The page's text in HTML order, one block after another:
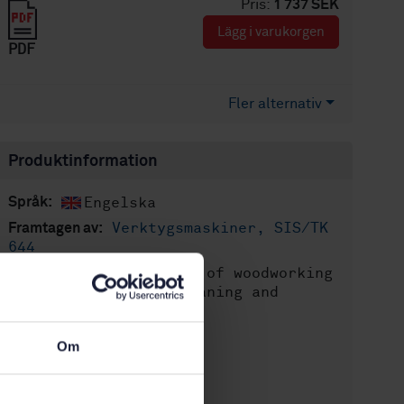
Om
Pris: 1 737 SEK
PDF
Lägg i varukorgen
Fler alternativ
Produktinformation
Språk: Engelska
Framtagen av:
Verktygsmaskiner, SIS/TK
644
Internationell titel: Safety of woodworking
machines - Surface planing and